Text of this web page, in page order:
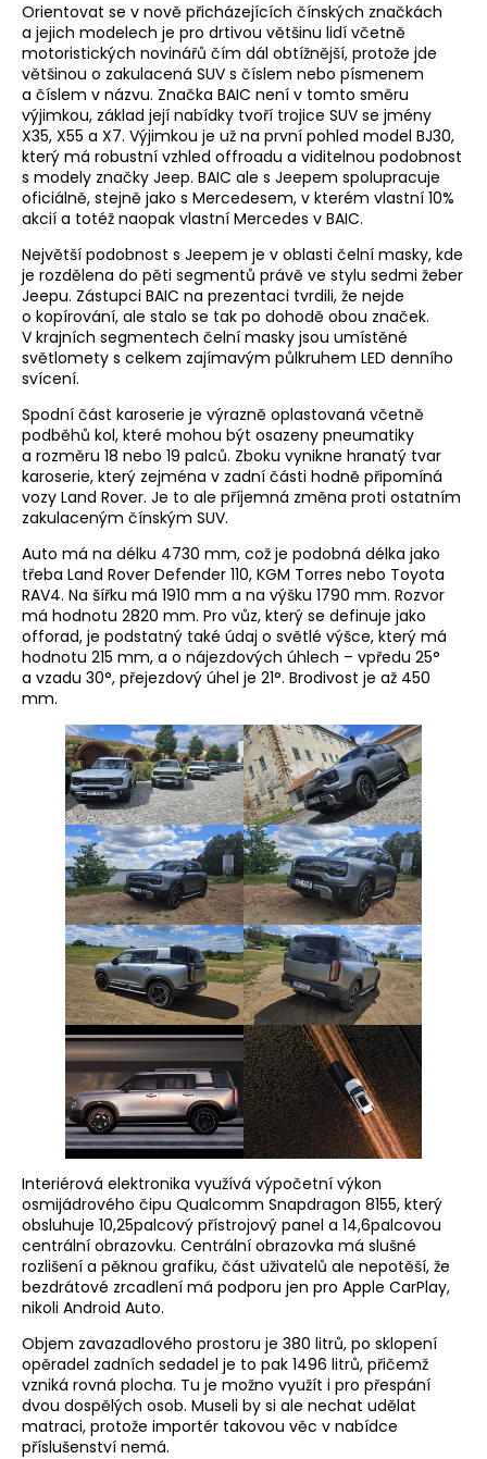
Orientovat se v nově přicházejících čínských značkách
a jejich modelech je pro drtivou většinu lidí včetně
motoristických novinářů čím dál obtížnější, protože jde
většinou o zakulacená SUV s číslem nebo písmenem
a číslem v názvu. Značka BAIC není v tomto směru
výjimkou, základ její nabídky tvoří trojice SUV se jmény
X35, X55 a X7. Výjimkou je už na první pohled model BJ30,
který má robustní vzhled offroadu a viditelnou podobnost
s modely značky Jeep. BAIC ale s Jeepem spolupracuje
oficiálně, stejně jako s Mercedesem, v kterém vlastní 10%
akcií a totéž naopak vlastní Mercedes v BAIC.
Největší podobnost s Jeepem je v oblasti čelní masky, kde
je rozdělena do pěti segmentů právě ve stylu sedmi žeber
Jeepu. Zástupci BAIC na prezentaci tvrdili, že nejde
o kopírování, ale stalo se tak po dohodě obou značek.
V krajních segmentech čelní masky jsou umístěné
světlomety s celkem zajímavým půlkruhem LED denního
svícení.
Spodní část karoserie je výrazně oplastovaná včetně
podběhů kol, které mohou být osazeny pneumatiky
a rozměru 18 nebo 19 palců. Zboku vynikne hranatý tvar
karoserie, který zejména v zadní části hodně připomíná
vozy Land Rover. Je to ale příjemná změna proti ostatním
zakulaceným čínským SUV.
Auto má na délku 4730 mm, což je podobná délka jako
třeba Land Rover Defender 110, KGM Torres nebo Toyota
RAV4. Na šířku má 1910 mm a na výšku 1790 mm. Rozvor
má hodnotu 2820 mm. Pro vůz, který se definuje jako
offorad, je podstatný také údaj o světlé výšce, který má
hodnotu 215 mm, a o nájezdových úhlech – vpředu 25°
a vzadu 30°, přejezdový úhel je 21°. Brodivost je až 450
mm.
Interiérová elektronika využívá výpočetní výkon
osmijádrového čipu Qualcomm Snapdragon 8155, který
obsluhuje 10,25palcový přístrojový panel a 14,6palcovou
centrální obrazovku. Centrální obrazovka má slušné
rozlišení a pěknou grafiku, část uživatelů ale nepotěší, že
bezdrátové zrcadlení má podporu jen pro Apple CarPlay,
nikoli Android Auto.
Objem zavazadlového prostoru je 380 litrů, po sklopení
opěradel zadních sedadel je to pak 1496 litrů, přičemž
vzniká rovná plocha. Tu je možno využít i pro přespání
dvou dospělých osob. Museli by si ale nechat udělat
matraci, protože importér takovou věc v nabídce
příslušenství nemá.